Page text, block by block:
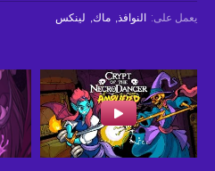
يعمل على: النوافذ ماك لينكس